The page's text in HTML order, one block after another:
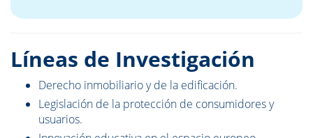
Líneas de Investigación
Derecho inmobiliario y de la edificación.
Legislación de la protección de consumidores y
usuarios.